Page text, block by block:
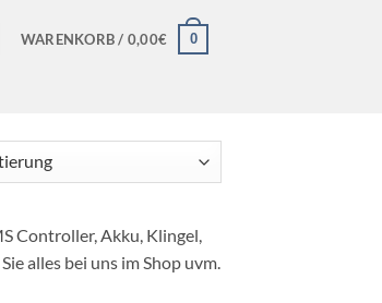
WARENKORB / 0,00€ 0
Controller, Akku, Klingel,
alles bei uns im Shop uvm.